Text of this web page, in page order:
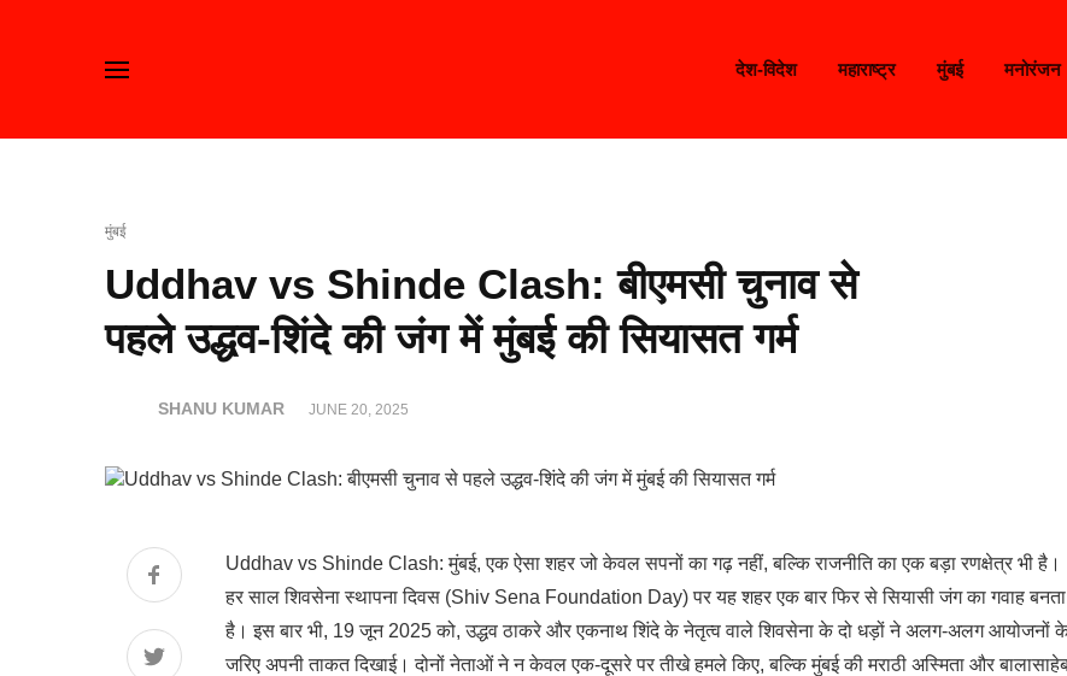
देश-विदेश महाराष्ट्र मुंबई मनोरंजन
मुंबई
Uddhav vs Shinde Clash: बीएमसी चुनाव से
पहले उद्धव-शिंदे की जंग में मुंबई की सियासत गर्म
SHANU KUMAR JUNE 20, 2025
Uddhav vs Shinde Clash: मुंबई, एक ऐसा शहर जो केवल सपनों का गढ़ नहीं, बल्कि राजनीति का एक बड़ा रणक्षेत्र भी है।
हर साल शिवसेना स्थापना दिवस (Shiv Sena Foundation Day) पर यह शहर एक बार फिर से सियासी जंग का गवाह बनता
है। इस बार भी, 19 जून 2025 को, उद्धव ठाकरे और एकनाथ शिंदे के नेतृत्व वाले शिवसेना के दो धड़ों ने अलग-अलग आयोजनों
जरिए अपनी ताकत दिखाई। दोनों नेताओं ने न केवल एक-दूसरे पर तीखे हमले किए, बल्कि मुंबई की मराठी अस्मिता और